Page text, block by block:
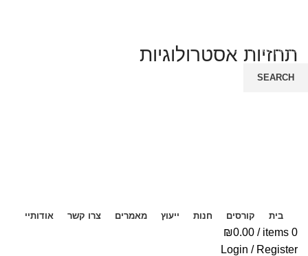
בית קורסים חנות ייעוץ מאמרים צרו קשר אודותיי
0
items
/
₪0.00
Login / Register
תחזיות אסטרולוגיות
SEARCH